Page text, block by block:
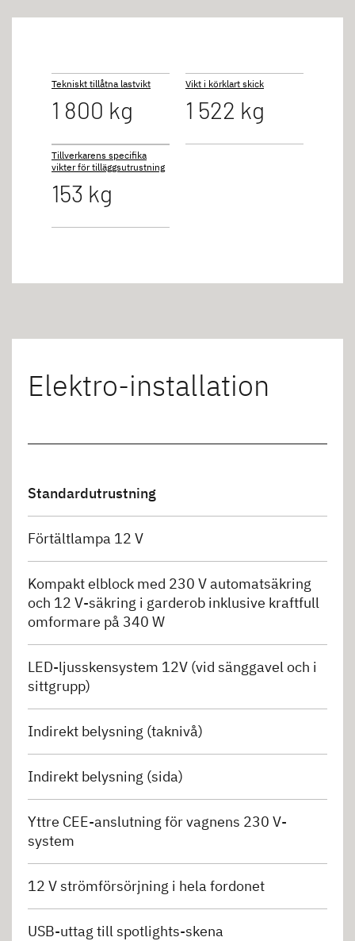
Tekniskt tillåtna lastvikt
1 800 kg
Vikt i körklart skick
1 522 kg
Tillverkarens specifika
vikter för tilläggsutrustning
153 kg
Elektro-installation
Standardutrustning
Förtältlampa 12 V
Kompakt elblock med 230 V automatsäkring
och 12 V-säkring i garderob inklusive kraftfull
omformare på 340 W
LED-ljusskensystem 12V (vid sänggavel och i
sittgrupp)
Indirekt belysning (taknivå)
Indirekt belysning (sida)
Yttre CEE-anslutning för vagnens 230 V-
system
12 V strömförsörjning i hela fordonet
USB-uttag till spotlights-skena